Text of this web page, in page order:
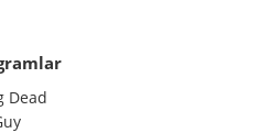
Dead